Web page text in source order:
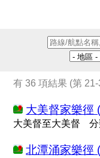
有 36 項結果 (第
大美督家樂徑
大美督至大美督
北潭涌家樂徑